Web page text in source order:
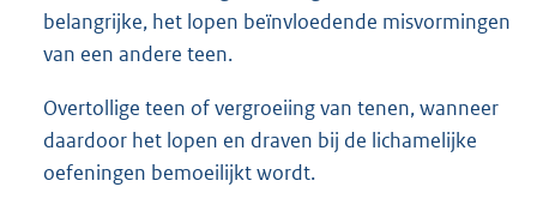
belangrijke, het lopen beïnvloedende misvormingen
van een andere teen.
Overtollige teen of vergroeiing van tenen, wanneer
daardoor het lopen en draven bij de lichamelijke
oefeningen bemoeilijkt wordt.